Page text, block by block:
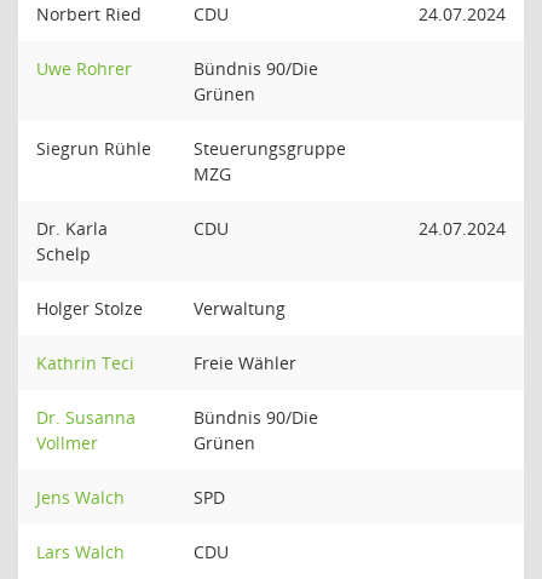
Norbert Ried CDU 24.07.2024
Uwe Rohrer
Bündnis 90/Die
Grünen
Siegrun Rühle
Steuerungsgruppe
MZG
Dr. Karla
Schelp
CDU 24.07.2024
Holger Stolze Verwaltung
Kathrin Teci Freie Wähler
Dr. Susanna
Vollmer
Bündnis 90/Die
Grünen
Jens Walch SPD
Lars Walch CDU